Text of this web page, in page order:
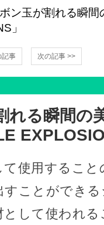
ン玉が割れる瞬間
」
記事 次の記事 >>
れる瞬間の
使用すること
ことができ
して使われ